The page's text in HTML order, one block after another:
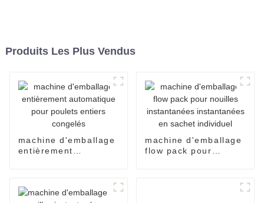
Produits Les Plus Vendus
machine d'emballage
entièrement
machine d'emballage
flow pack pour